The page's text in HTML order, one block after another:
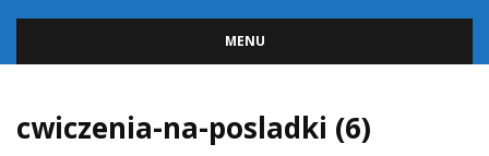
MENU
cwiczenia-na-posladki (6)